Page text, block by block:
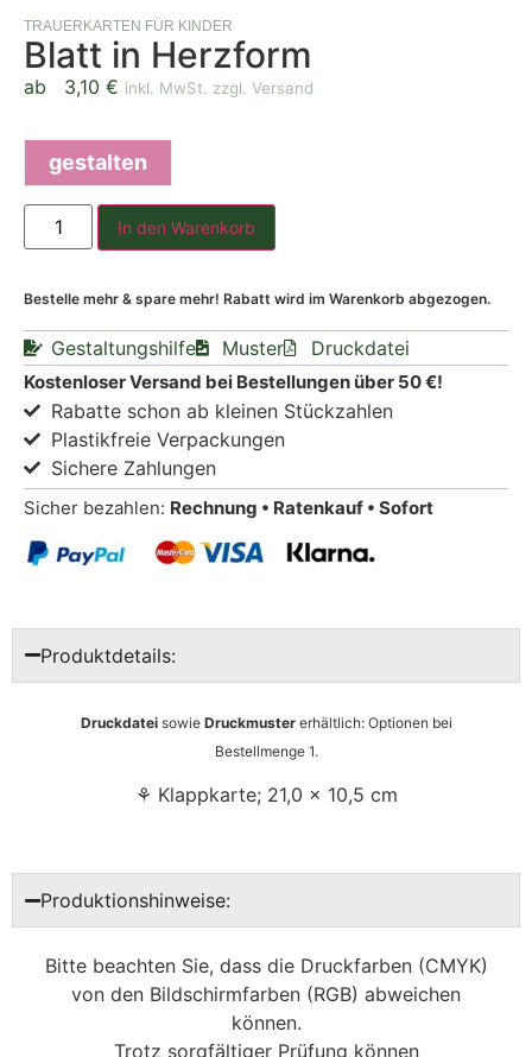
TRAUERKARTEN FÜR KINDER
Blatt in Herzform
ab 3,10 € inkl. MwSt. zzgl. Versand
gestalten
In den Warenkorb
Bestelle mehr & spare mehr! Rabatt wird im Warenkorb abgezogen.
Gestaltungshilfe Muster Druckdatei
Kostenloser Versand bei Bestellungen über 50 €!
Rabatte schon ab kleinen Stückzahlen
Plastikfreie Verpackungen
Sichere Zahlungen
Sicher bezahlen: Rechnung • Ratenkauf • Sofort
Produktdetails:
Druckdateisowie Druckmustererhältlich: Optionen bei
Bestellmenge 1.
⚘ Klappkarte; 21,0 x 10,5 cm
Produktionshinweise:
Bitte beachten Sie, dass die Druckfarben (CMYK)
von den Bildschirmfarben (RGB) abweichen
können.
Trotz sorgfältiger Prüfung können